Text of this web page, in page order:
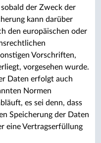
der Zweck der
kann darüber
den europäischen oder
Vorschriften,
vorgesehen wurde.
Daten erfolgt auch
Normen
es sei denn, dass
Speicherung der Daten
eine Vertragserfüllung